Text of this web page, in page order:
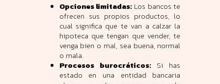
Opciones limitadas: Los bancos te
ofrecen sus propios productos, lo
cual significa que te van a calzar la
hipoteca que tengan que vender, te
venga bien o mal, sea buena, normal
o mala.
Procesos burocráticos:Si has
estado en una entidad bancaria